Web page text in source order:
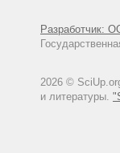
Разработчик:
2026 ©
и литературы.